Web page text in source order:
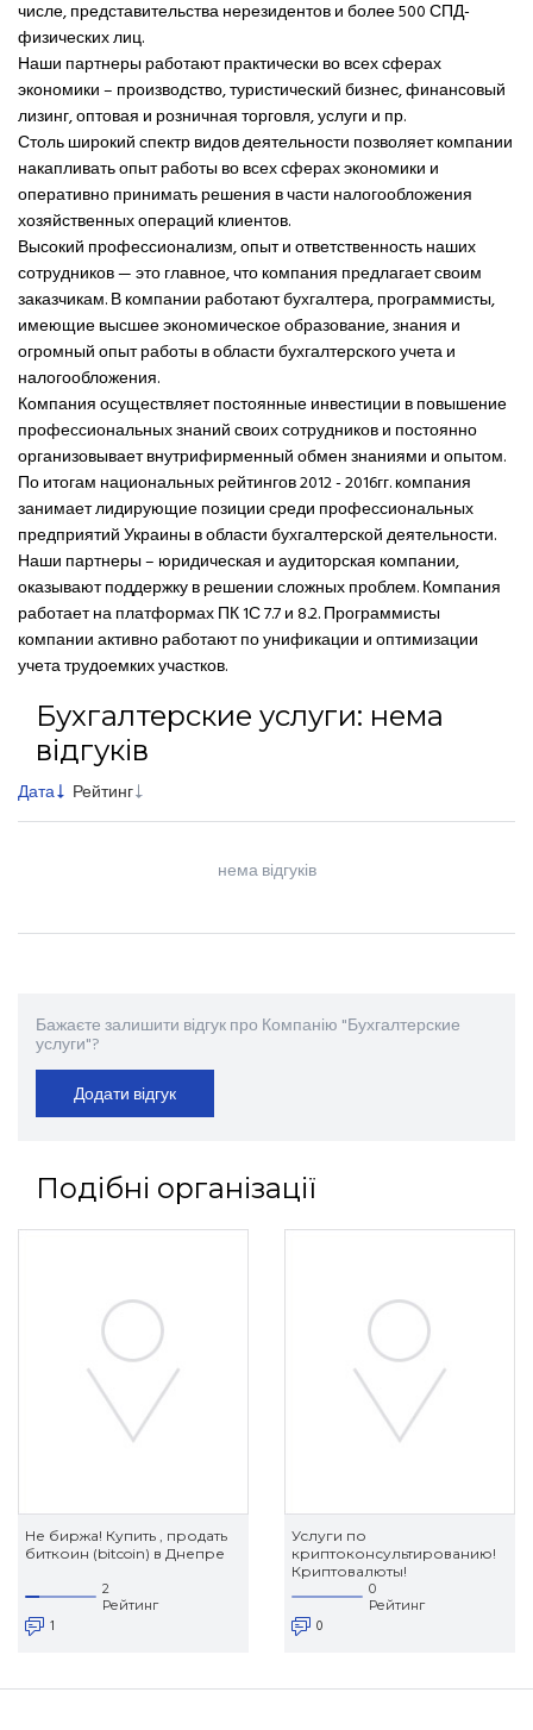
числе, представительства нерезидентов и более 500 СПД-
физических лиц.
Наши партнеры работают практически во всех сферах
экономики – производство, туристический бизнес, финансовый
лизинг, оптовая и розничная торговля, услуги и пр.
Столь широкий спектр видов деятельности позволяет компании
накапливать опыт работы во всех сферах экономики и
оперативно принимать решения в части налогообложения
хозяйственных операций клиентов.
Высокий профессионализм, опыт и ответственность наших
сотрудников — это главное, что компания предлагает своим
заказчикам. В компании работают бухгалтера, программисты,
имеющие высшее экономическое образование, знания и
огромный опыт работы в области бухгалтерского учета и
налогообложения.
Компания осуществляет постоянные инвестиции в повышение
профессиональных знаний своих сотрудников и постоянно
организовывает внутрифирменный обмен знаниями и опытом.
По итогам национальных рейтингов 2012 - 2016гг. компания
занимает лидирующие позиции среди профессиональных
предприятий Украины в области бухгалтерской деятельности.
Наши партнеры – юридическая и аудиторская компании,
оказывают поддержку в решении сложных проблем. Компания
работает на платформах ПК 1С 7.7 и 8.2. Программисты
компании активно работают по унификации и оптимизации
учета трудоемких участков.
Бухгалтерские услуги: нема
відгуків
Дата Рейтинг
нема відгуків
Бажаєте залишити відгук про Компанію "Бухгалтерские
услуги"?
Додати відгук
Подібні організації
Не биржа! Купить , продать
биткоин (bitcoin) в Днепре
2
Рейтинг
1
Услуги по
криптоконсультированию!
Криптовалюты!
0
Рейтинг
0